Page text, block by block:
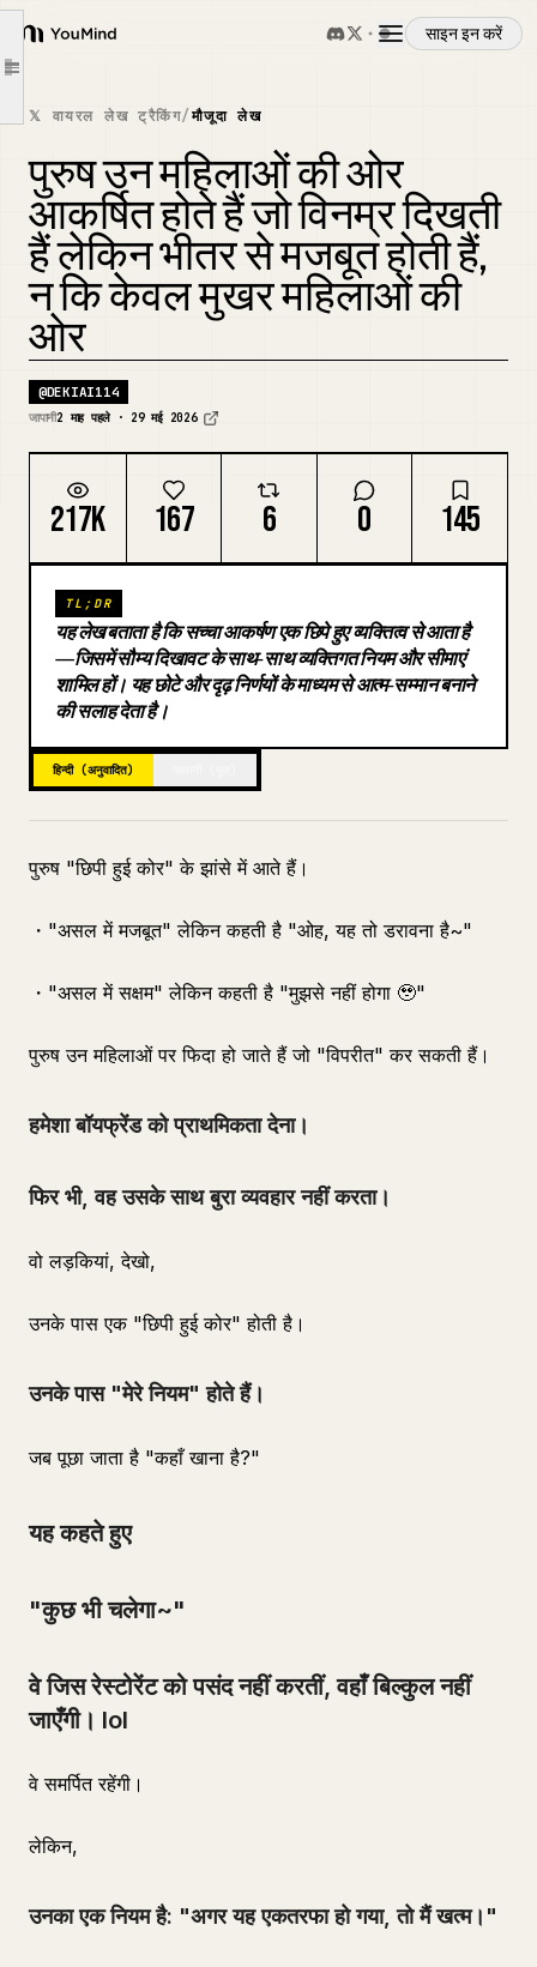
YouMind
साइन इन करें
अवलोकन
उपयोग के मामले
कौशल
प्रॉम्प्ट
मूल्य निर्धारण
डाउनलोड
ब्लॉग
Article outline
यह जानना कि
・जो रेस्टोरेंट आपको पसंद नहीं, वहाँ न जाएँ
・जिस दिन मिलना न चाहें, उस दिन न मिलें
और अंत में एक "बड़ा ठोस पिंड" बन जाती हैं ✌️
आपके पास यह
"अदृश्य कोर" है या नहीं।
"अदृश्य कोर कैसे बनाएँ" सीखें
"अदृश्य आत्मविश्वास"
जीवन के कई क्षेत्रों में आपके पक्ष में काम करता है, तो इसे जल्दी हासिल करें~ ✌️
𝕏 वायरल लेख ट्रैकिंग/मौजूदा लेख
पुरुष उन महिलाओं की ओर
आकर्षित होते हैं जो विनम्र दिखती
हैं लेकिन भीतर से मजबूत होती हैं,
न कि केवल मुखर महिलाओं की
ओर
@DEKIAI114
जापानी2 माह पहले · 29 मई 2026
217K 167 6 0 145
TL;DR
यह लेख बताता है कि सच्चा आकर्षण एक छिपे हुए व्यक्तित्व से आता है
—जिसमें सौम्य दिखावट के साथ-साथ व्यक्तिगत नियम और सीमाएं
शामिल हों। यह छोटे और दृढ़ निर्णयों के माध्यम से आत्म-सम्मान बनाने
की सलाह देता है।
हिन्दी (अनुवादित)
पुरुष "छिपी हुई कोर" के झांसे में आते हैं।
・"असल में मजबूत" लेकिन कहती है "ओह, यह तो डरावना है~"
・"असल में सक्षम" लेकिन कहती है "मुझसे नहीं होगा 🥹"
पुरुष उन महिलाओं पर फिदा हो जाते हैं जो "विपरीत" कर सकती हैं।
हमेशा बॉयफ्रेंड को प्राथमिकता देना।
फिर भी, वह उसके साथ बुरा व्यवहार नहीं करता।
वो लड़कियां, देखो,
उनके पास एक "छिपी हुई कोर" होती है।
उनके पास "मेरे नियम" होते हैं।
जब पूछा जाता है "कहाँ खाना है?"
यह कहते हुए
"कुछ भी चलेगा~"
वे जिस रेस्टोरेंट को पसंद नहीं करतीं, वहाँ बिल्कुल नहीं
जाएँगी। lol
वे समर्पित रहेंगी।
लेकिन,
उनका एक नियम है: "अगर यह एकतरफा हो गया, तो मैं खत्म।"